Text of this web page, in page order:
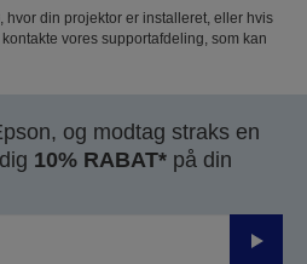
hvor din projektor er installeret, eller hvis
vores supportafdeling, som kan
og modtag straks en
10% RABAT* på din
Send